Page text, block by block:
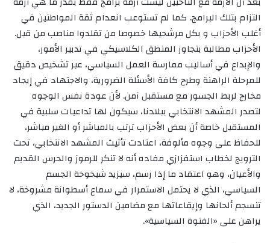
التزام بتلك البرامج. كما لم تستوعب انعدام ثقة المواطنين في
أغلب الأحزاب و بكل مرشحيها خصوصا من تقلدوا مناصب من قبل.
الأحزاب مطالبة بتجاوز المنطق الكلاسيكي في تدبير الأمور،
والإبداع في أساليب ممارسة العمل السياسي، عبر تشخيص دقيق
للمرحلة الراهنة وطرح كافة الأسئلة الضرورية، والاجتهاد في إيجاد
مخارج لربط الجسور مع مستقبل آمن. لأن عودة نفس الوجوه
لتصدر المشهد الانتخابي ببلادنا، سيكون لها تداعيات سلبية في
المستقبل خاصة أن بعض الأحزاب ترتب بالمباشر أو الغير مباشر،
للحفاظ على وجوه مألوفة، اعتادت تأثيث المشهد الانتخابي، تحت
الترويج لخطاب استفزازي مفاده أنه لا تنكر للرموز والحرس القديم
والأعيان، وهو اعتقاد ما إذا رسم، سيزيد شيخوخة الجسم
السياسي، الذي لا يحتمل الاستمرار في سماع أسطوانة مشروخة، لا
تنسجم ألحانها وإيقاعاتها مع مضامين الدستور الجديد، الذي
يراهن على «الفتوة السياسية».